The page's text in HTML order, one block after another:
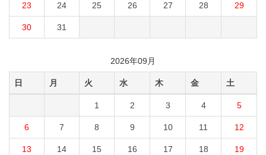
23 24 25 26 27 28 29
30 31
2026年09月
日 月 火 水 木 金 土
1 2 3 4 5
6 7 8 9 10 11 12
13 14 15 16 17 18 19